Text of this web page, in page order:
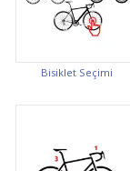
Bisiklet Seçimi